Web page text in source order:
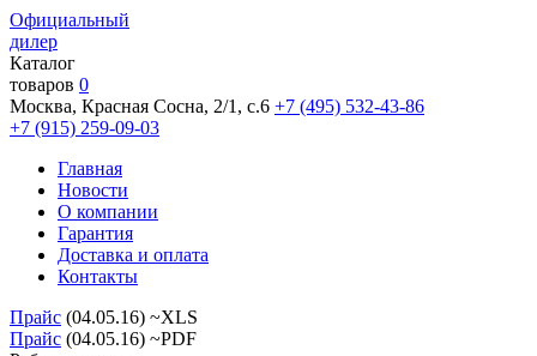
Официальный
дилер
Каталог
товаров 0
Москва, Красная Сосна, 2/1, с.6 +7 (495) 532-43-86
+7 (915) 259-09-03
Главная
Новости
О компании
Гарантия
Доставка и оплата
Контакты
Прайс (04.05.16) ~XLS
Прайс (04.05.16) ~PDF